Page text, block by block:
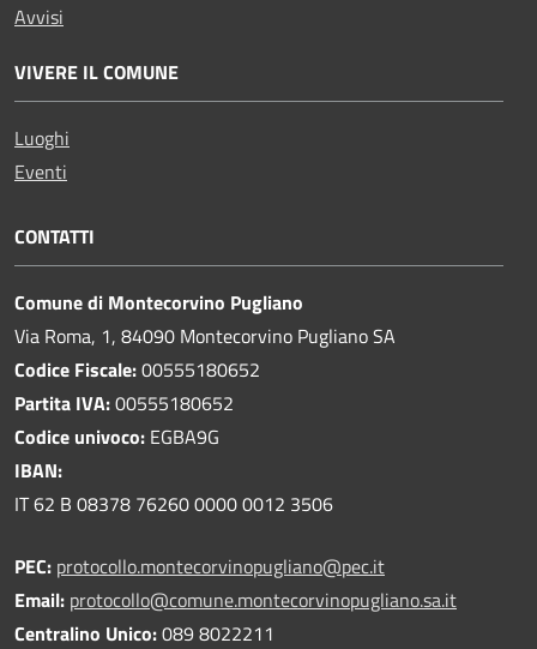
Avvisi
VIVERE IL COMUNE
Luoghi
Eventi
CONTATTI
Comune di Montecorvino Pugliano
Via Roma, 1, 84090 Montecorvino Pugliano SA
Codice Fiscale:00555180652
Partita IVA:00555180652
Codice univoco: EGBA9G
IBAN:
IT 62 B 08378 76260 0000 0012 3506
PEC: protocollo.montecorvinopugliano@pec.it
Email: protocollo@comune.montecorvinopugliano.sa.it
Centralino Unico:089 8022211